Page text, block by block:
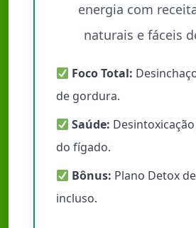
energia com
naturais e fáceis
Foco Total:
de gordura.
Saúde:
do fígado.
Bônus: Plano Detox
incluso.